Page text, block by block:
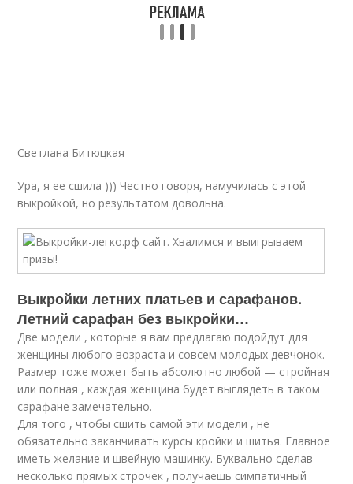
Светлана Битюцкая
Ура, я ее сшила ))) Честно говоря, намучилась с этой
выкройкой, но результатом довольна.
Выкройки летних платьев и сарафанов.
Летний сарафан без выкройки…
Две модели , которые я вам предлагаю подойдут для
женщины любого возраста и совсем молодых девчонок.
Размер тоже может быть абсолютно любой — стройная
или полная , каждая женщина будет выглядеть в таком
сарафане замечательно.
Для того , чтобы сшить самой эти модели , не
обязательно заканчивать курсы кройки и шитья. Главное
иметь желание и швейную машинку. Буквально сделав
несколько прямых строчек , получаешь симпатичный